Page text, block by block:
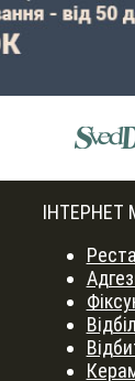
ІНТЕРНЕТ